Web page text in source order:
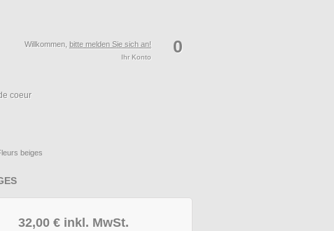
coeur
Willkommen, bitte melden Sie sich an! 0
Ihr Konto
beiges
32,00 € inkl. MwSt.